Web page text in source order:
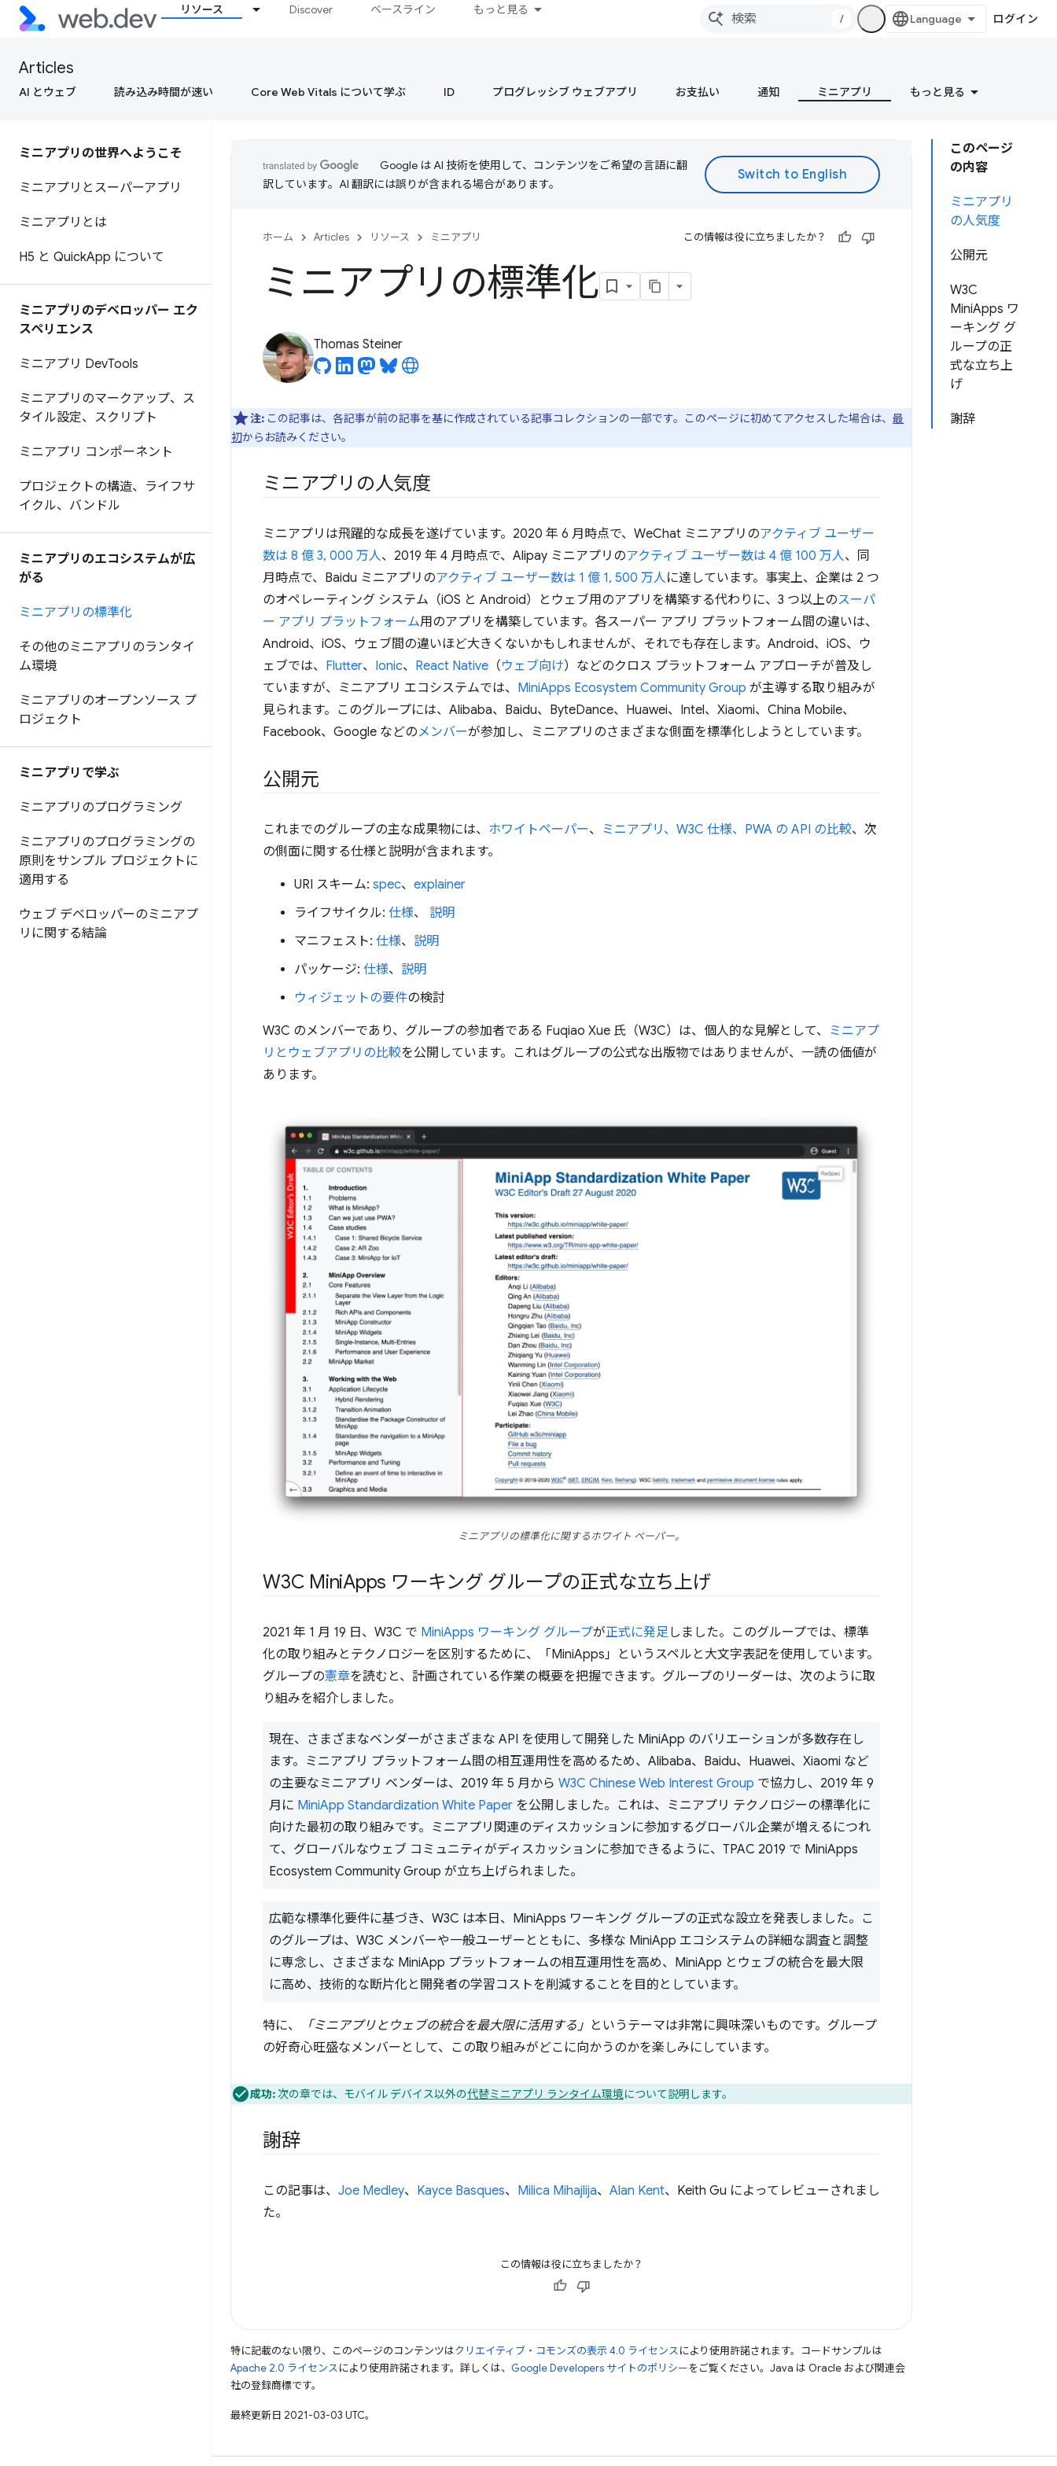
リソース Discover ベースライン もっと見る
/ ログイン
Articles
AI とウェブ 読み込み時間が速い Core Web Vitals について学ぶ ID プログレッシブ ウェブアプリ お支払い 通知 ミニアプリ もっと見る
ミニアプリの世界へようこそ
ミニアプリとスーパーアプリ
ミニアプリとは
H5 と QuickApp について
ミニアプリのデベロッパー エク
スペリエンス
ミニアプリ DevTools
ミニアプリのマークアップ、ス
タイル設定、スクリプト
ミニアプリ コンポーネント
プロジェクトの構造、ライフサ
イクル、バンドル
ミニアプリのエコシステムが広
がる
ミニアプリの標準化
その他のミニアプリのランタイ
ム環境
ミニアプリのオープンソース プ
ロジェクト
ミニアプリで学ぶ
ミニアプリのプログラミング
ミニアプリのプログラミングの
原則をサンプル プロジェクトに
適用する
ウェブ デベロッパーのミニアプ
リに関する結論
このページ
の内容
ミニアプリ
の人気度
公開元
W3C
MiniApps ワ
ーキング グ
ループの正
式な立ち上
げ
謝辞
Google は AI 技術を使用して、コンテンツをご希望の言語に翻
訳しています。AI 翻訳には誤りが含まれる場合があります。
ホーム Articles リソース ミニアプリ この情報は役に立ちましたか？
ミニアプリの標準化
Thomas Steiner
注: この記事は、各記事が前の記事を基に作成されている記事コレクションの一部です。このページに初めてアクセスした場合は、 最
初からお読みください。
ミニアプリの人気度
ミニアプリは飛躍的な成長を遂げています。2020 年 6 月時点で、WeChat ミニアプリのアクティブ ユーザー
数は 8 億 3, 000 万人、2019 年 4 月時点で、Alipay ミニアプリのアクティブ ユーザー数は 4 億 100 万人、同
月時点で、Baidu ミニアプリのアクティブ ユーザー数は 1 億 1, 500 万人に達しています。事実上、企業は 2 つ
のオペレーティング システム（iOS と Android）とウェブ用のアプリを構築する代わりに、3 つ以上のスーパ
ー アプリ プラットフォーム用のアプリを構築しています。各スーパー アプリ プラットフォーム間の違いは、
Android、iOS、ウェブ間の違いほど大きくないかもしれませんが、それでも存在します。Android、iOS、ウ
ェブでは、 Flutter、 Ionic、 React Native （ウェブ向け）などのクロス プラットフォーム アプローチが普及し
ていますが、ミニアプリ エコシステムでは、 MiniApps Ecosystem Community Group が主導する取り組みが
見られます。このグループには、Alibaba、Baidu、ByteDance、Huawei、Intel、Xiaomi、China Mobile、
Facebook、Google などのメンバーが参加し、ミニアプリのさまざまな側面を標準化しようとしています。
公開元
これまでのグループの主な成果物には、 ホワイトペーパー、 ミニアプリ、W3C 仕様、PWA の API の比較、次
の側面に関する仕様と説明が含まれます。
URI スキーム: spec、 explainer
ライフサイクル: 仕様、 説明
マニフェスト: 仕様、 説明
パッケージ: 仕様、 説明
ウィジェットの要件の検討
W3C のメンバーであり、グループの参加者である Fuqiao Xue 氏（W3C）は、個人的な見解として、 ミニアプ
リとウェブアプリの比較を公開しています。これはグループの公式な出版物ではありませんが、一読の価値が
あります。
ミニアプリの標準化に関するホワイト ペーパー。
W3C MiniApps ワーキング グループの正式な立ち上げ
2021 年 1 月 19 日、W3C で MiniApps ワーキング グループが正式に発足しました。このグループでは、標準
化の取り組みとテクノロジーを区別するために、「MiniApps」というスペルと大文字表記を使用しています。
グループの憲章を読むと、計画されている作業の概要を把握できます。グループのリーダーは、次のように取
り組みを紹介しました。
現在、さまざまなベンダーがさまざまな API を使用して開発した MiniApp のバリエーションが多数存在し
ます。ミニアプリ プラットフォーム間の相互運用性を高めるため、Alibaba、Baidu、Huawei、Xiaomi など
の主要なミニアプリ ベンダーは、2019 年 5 月から W3C Chinese Web Interest Group で協力し、2019 年 9
月に MiniApp Standardization White Paper を公開しました。これは、ミニアプリ テクノロジーの標準化に
向けた最初の取り組みです。ミニアプリ関連のディスカッションに参加するグローバル企業が増えるにつれ
て、グローバルなウェブ コミュニティがディスカッションに参加できるように、TPAC 2019 で MiniApps
Ecosystem Community Group が立ち上げられました。
広範な標準化要件に基づき、W3C は本日、MiniApps ワーキング グループの正式な設立を発表しました。こ
のグループは、W3C メンバーや一般ユーザーとともに、多様な MiniApp エコシステムの詳細な調査と調整
に専念し、さまざまな MiniApp プラットフォームの相互運用性を高め、MiniApp とウェブの統合を最大限
に高め、技術的な断片化と開発者の学習コストを削減することを目的としています。
特に、 「ミニアプリとウェブの統合を最大限に活用する」 というテーマは非常に興味深いものです。グループ
の好奇心旺盛なメンバーとして、この取り組みがどこに向かうのかを楽しみにしています。
成功:次の章では、モバイル デバイス以外の代替ミニアプリ ランタイム環境について説明します。
謝辞
この記事は、 Joe Medley、 Kayce Basques、 Milica Mihajlija、 Alan Kent、Keith Gu によってレビューされまし
た。
この情報は役に立ちましたか？
特に記載のない限り、このページのコンテンツはクリエイティブ・コモンズの表示 4.0 ライセンスにより使用許諾されます。コードサンプルは
Apache 2.0 ライセンスにより使用許諾されます。詳しくは、 Google Developers サイトのポリシーをご覧ください。Java は Oracle および関連会
社の登録商標です。
最終更新日 2021-03-03 UTC。